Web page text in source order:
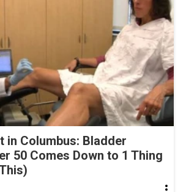
in Columbus: Bladder
50 Comes Down to 1 Thing